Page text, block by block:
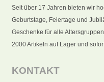
Seit über 17 Jahren bieten wir
Geburtstage, Feiertage und
Geschenke für alle
2000 Artikeln auf Lager und
KONTAKT